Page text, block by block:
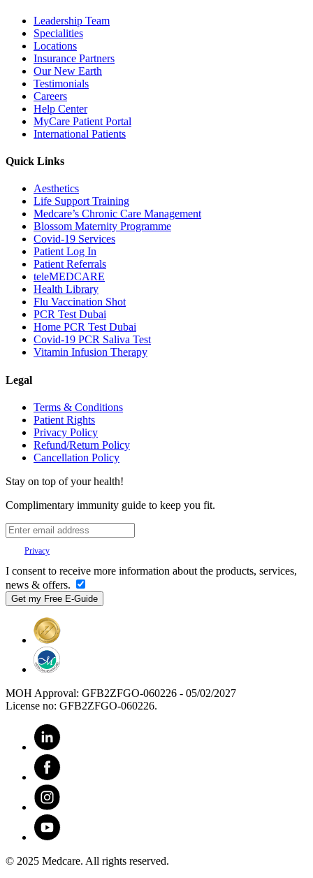
Leadership Team
Specialities
Locations
Insurance Partners
Our New Earth
Testimonials
Careers
Help Center
MyCare Patient Portal
International Patients
Quick Links
Aesthetics
Life Support Training
Medcare’s Chronic Care Management
Blossom Maternity Programme
Covid-19 Services
Patient Log In
Patient Referrals
teleMEDCARE
Health Library
Flu Vaccination Shot
PCR Test Dubai
Home PCR Test Dubai
Covid-19 PCR Saliva Test
Vitamin Infusion Therapy
Legal
Terms & Conditions
Patient Rights
Privacy Policy
Refund/Return Policy
Cancellation Policy
Stay on top of your health!
Complimentary immunity guide to keep you fit.
Privacy
I consent to receive more information about the products, services,
news & offers.
MOH Approval: GFB2ZFGO-060226 - 05/02/2027
License no: GFB2ZFGO-060226.
© 2025 Medcare. All rights reserved.